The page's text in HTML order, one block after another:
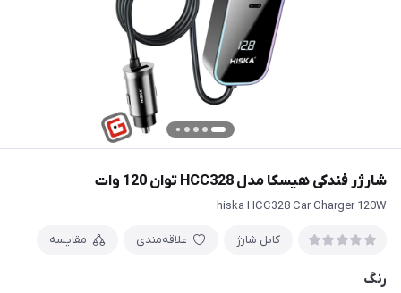
شارژر فندکی هیسکا مدل HCC328 توان 120 وات
hiska HCC328 Car Charger 120W
کابل شارژ علاقه‌مندی مقایسه
رنگ